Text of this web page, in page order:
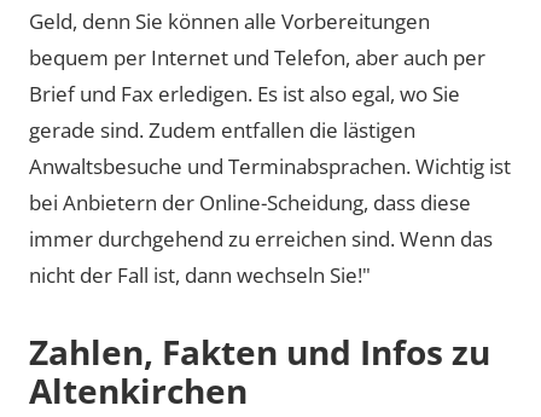
Geld, denn Sie können alle Vorbereitungen
bequem per Internet und Telefon, aber auch per
Brief und Fax erledigen. Es ist also egal, wo Sie
gerade sind. Zudem entfallen die lästigen
Anwaltsbesuche und Terminabsprachen. Wichtig ist
bei Anbietern der Online-Scheidung, dass diese
immer durchgehend zu erreichen sind. Wenn das
nicht der Fall ist, dann wechseln Sie!"
Zahlen, Fakten und Infos zu
Altenkirchen